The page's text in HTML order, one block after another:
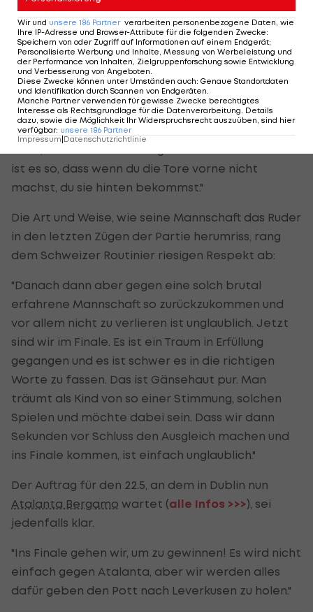
Xhaka: "Es ist ein Traum in Erfüllung
gegangen"
Dass der Spielverlauf die Leverkusener zeitweise
an sich zweifeln ließ, gestand Kapitän Granit
Xhaka im Anschluss offen ein: "Wir wissen selbst
ist es so, dass wenn du die Tore vorne nicht
machst, du sie hinten bekommst."
Die Art und Weise, wie seine Mannschaft das Ruder
in den letzten Zügen der Partie herumriss, rang
dem Schweizer Routinier riesigen Respekt ab:
"Danach dann aber gegen eine solch brutal
erfahrene Mannschaft so zurückzukommen und
vor allem nicht zu verlieren ist unglaublich. Jetzt
sind wir im Finale. Es ist ein Traum in Erfüllung
gegangen und es ist schwer es in die richtigen
Worte zu fassen. Das ist Gänsehaut pur. Man
träumt als Kind von so einer Stimmung, solchen
Spielen und möchte dabei sein. Dass wir dann
Sekunden vor Schluss den Ausgleich machen und
ins Finale kommen, ist einfach unglaublich."
Der Auftrag für den 22.5, an dem in Dublin nun
Atalanta Bergamo wartet (alle Infos >>>), sei
jedenfalls klar.
"Ins Finale gehen wir, um zu gewinnen! Es wird nicht
einfach gegen Atalanta, aber wir werden alles
dafür geben den Pott nach Leverkusen zu holen."
Wir und unsere 186 Partner verarbeiten personenbezogene Daten, wie
Ihre IP-Adresse und Browser-Attribute für die folgenden Zwecke:
Speichern von oder Zugriff auf Informationen auf einem Endgerät;
Personalisierte Werbung und Inhalte, Messung von Werbeleistung und
der Performance von Inhalten, Zielgruppenforschung sowie Entwicklung
und Verbesserung von Angeboten.
Diese Zwecke können unter Umständen auch: Genaue Standortdaten
und Identifikation durch Scannen von Endgeräten.
Manche Partner verwenden für gewisse Zwecke berechtigtes
Interesse als Rechtsgrundlage für die Datenverarbeitung. Details
dazu, sowie die Möglichkeit Ihr Widerspruchsrecht auszuüben, sind hier
verfügbar: unsere 186 Partner
Impressum Datenschutzrichtlinie